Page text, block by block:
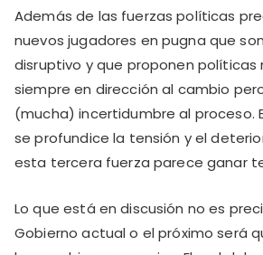
Además de las fuerzas políticas
nuevos jugadores en pugna que
disruptivo y que proponen políticas
siempre en dirección al cambio
(mucha) incertidumbre al proceso.
se profundice la tensión y el
esta tercera fuerza parece ganar
Lo que está en discusión no es
Gobierno actual o el próximo será